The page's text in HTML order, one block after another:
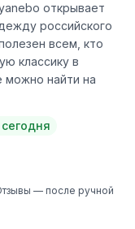
открывает
российского
всем, кто
классику в
можно найти на
— после ручной